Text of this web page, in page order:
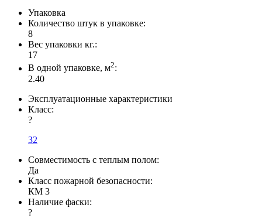
Упаковка
Количество штук в упаковке:
8
Вес упаковки кг.:
17
В одной упаковке, м2:
2.40
Эксплуатационные характеристики
Класс:
?
32
Совместимость с теплым полом:
Да
Класс пожарной безопасности:
КМ 3
Наличие фаски:
?